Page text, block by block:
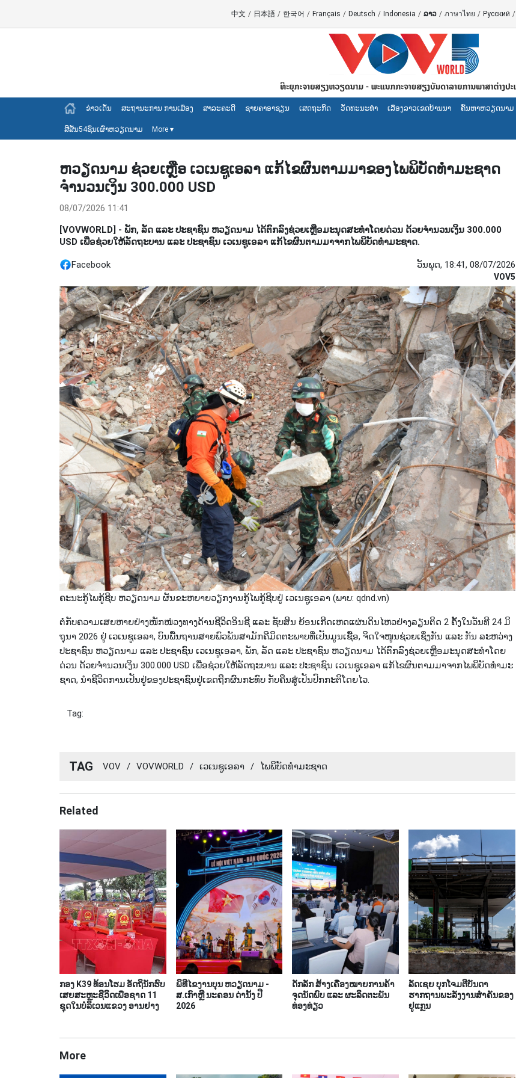
中文 / 日本語 / 한국어 / Français / Deutsch / Indonesia / ລາວ / ภาษาไทย / Русский /
ຂ່າວເດັ່ນ ສະຖານະການ ການເມືອງ ສາລະຄະດີ ຊາຍຄາອາຊຽນ ເສດຖະກິດ ວັດທະນະທໍາ ເລື່ອງ​ລາວ​ເ​ຂດ​ບ້ານ​ນາ ຄົ້ນຫາຫວຽດນາມ
ສີສັນ54ຊົນເຜົ່າຫວຽດນາມ More ▾
ຫວຽດ​ນາມ ຊ່ວຍ​ເຫຼືອ ເວ​ເນ​ຊູ​ເອ​ລາ ແກ້​ໄຂ​ຜົນ​ຕາມ​ມາ​ຂອງ​ໄພ​ພິ​ບັດ​ທຳ​ມະ​ຊາດ ​
ຈຳ​ນວນ​ເງິນ 300.000 USD
08/07/2026 11:41
[VOVWORLD] - ພັກ, ລັດ ແລະ ປະ​ຊາ​ຊົນ ຫວຽດ​ນາມ ໄດ້​ຕົກ​ລົງ​ຊ່ວຍ​ເຫຼືອ​ມະ​ນຸດ​ສະ​ທຳ​ໂດຍ​ດ່ວນ ດ້ວຍ​ຈຳ​ນວນ​ເງິນ 300.000
USD ເພື່ອ​ຊ່ວຍ​ໃຫ້​ລັດ​ຖະ​ບານ ແລະ​ ປະ​ຊາ​ຊົນ ເວ​ເນ​ຊູ​ເອ​ລາ ແກ້​ໄຂ​ຜົນ​ຕາ​ມ​ມາ​ຈາກ​ໄພ​ພິ​ບັດ​ທຳ​ມະ​ຊາດ.
Facebook ວັນພຸດ, 18:41, 08/07/2026
VOV5
ຄະ​ນະ​ກູ້​ໄພ​ກູ້​ຊີບ​ ຫວຽດ​ນາມ ຜັນ​ຂະ​ຫຍາ​ຍ​ວຽກ​ງານ​ກູ້​ໄພ​ກູ້​ຊີບ​ຢູ່ ເວ​ເນ​ຊູ​ເອ​ລາ (ພາບ: qdnd.vn)
ຕໍ່​ກັບຄວາມ​ເສຍ​ຫາຍ​ຢ່າງ​ໜັກ​ໜ່ວງທາງດ້ານ​ຊີ​ວິດ​ອິນ​ຊີ ແລະ ຊັບ​ສິນ ຍ້ອນ​ເກີດ​ເຫດ​ແຜ່ນ​ດິນ​ໄຫວ​ຢ່າງ​ລຽນ​ຕິດ​ 2 ຄັ້ງໃນ​ວັນ​ທີ 24 ມິ​
ຖຸ​ນາ 2026 ຢູ່ ເວ​ເນ​ຊູ​ເອ​ລາ, ບົນ​ພື້ນ​ຖານ​ສາຍ​ພົວ​ພັນ​ສາ​ມັກ​ຄີ​ມິດ​ຕະ​ພາບ​ທີ່​ເປັນ​ມູນ​ເຊື້ອ, ຈ​ິດ​ໃຈ​ໜູນຊ່ວຍ​ເຊິ່ງ​ກັນ ແລະ ກັນ ລະ​ຫວ່າງ​
ປະ​ຊາ​ຊົນ ຫວຽດ​ນາມ ແລະ ປະ​ຊາ​ຊົນ ເວ​ເນ​ຊູ​ເອ​ລາ, ພັກ, ລັດ ແລະ ປະ​ຊາ​ຊົນ ຫວຽດ​ນາມ ໄດ້​ຕົກ​ລົງ​ຊ່ວຍ​ເຫຼືອ​ມະ​ນຸດ​ສະ​ທຳ​ໂດຍ​
ດ່ວນ ດ້ວຍ​ຈຳ​ນວນ​ເງິນ 300.000 USD ເພື່ອ​ຊ່ວຍ​ໃຫ້​ລັດ​ຖະ​ບານ ແລະ​ ປະ​ຊາ​ຊົນ ເວ​ເນ​ຊູ​ເອ​ລາ ແກ້​ໄຂ​ຜົນ​ຕາ​ມ​ມາ​ຈາກ​ໄພ​ພິ​ບັດ​ທຳ​ມະ​
ຊາດ, ນຳ​ຊີ​ວິດ​ການ​ເປັນ​ຢູ່​ຂອງ​ປະ​ຊາ​ຊົນ​ຢູ່​ເຂດ​ຖືກ​ຜົນ​ກະ​ທົບ ​ກັບ​ຄືນ​ສູ່​ເປັນ​ປົກ​ກະ​ຕິ​ໂດຍ​ໄວ.
Tag:
TAG VOV / VOVWORLD / ເວ​ເນ​ຊູ​ເອ​ລາ / ​ໄພ​ພິ​ບັດ​ທຳ​ມະ​ຊາດ ​
Related
ກອງ K39 ທ້ອນໂຮມ ອັດຖິນັກຮົບ
ເສຍສະຫຼະຊີວິດເພື່ອຊາດ 11
ຊຸດໃນບໍລິເວນແຂວງ ອານຢາງ
ພິທີໄຂງານບຸນ ຫວຽດນາມ -
ສ.ເກົາຫຼີ ນະຄອນ ດ່ານັ້ງ ປີ
2026
ດັກລັກ ສ້າງເຄື່ອງໝາຍການຄ້າ
ຈຸດນັດພົບ ແລະ ຜະລິດຕະພັນ
ທ່ອງທ່ຽວ
ລັດເຊຍ ບຸກໂຈມຕີບັນດາ
ຮາກຖານພະລັງງານສຳຄັນຂອງ
ຢູແກຼນ
More